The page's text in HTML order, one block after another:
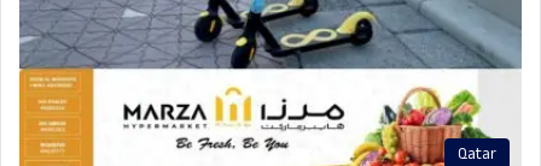
Qatar